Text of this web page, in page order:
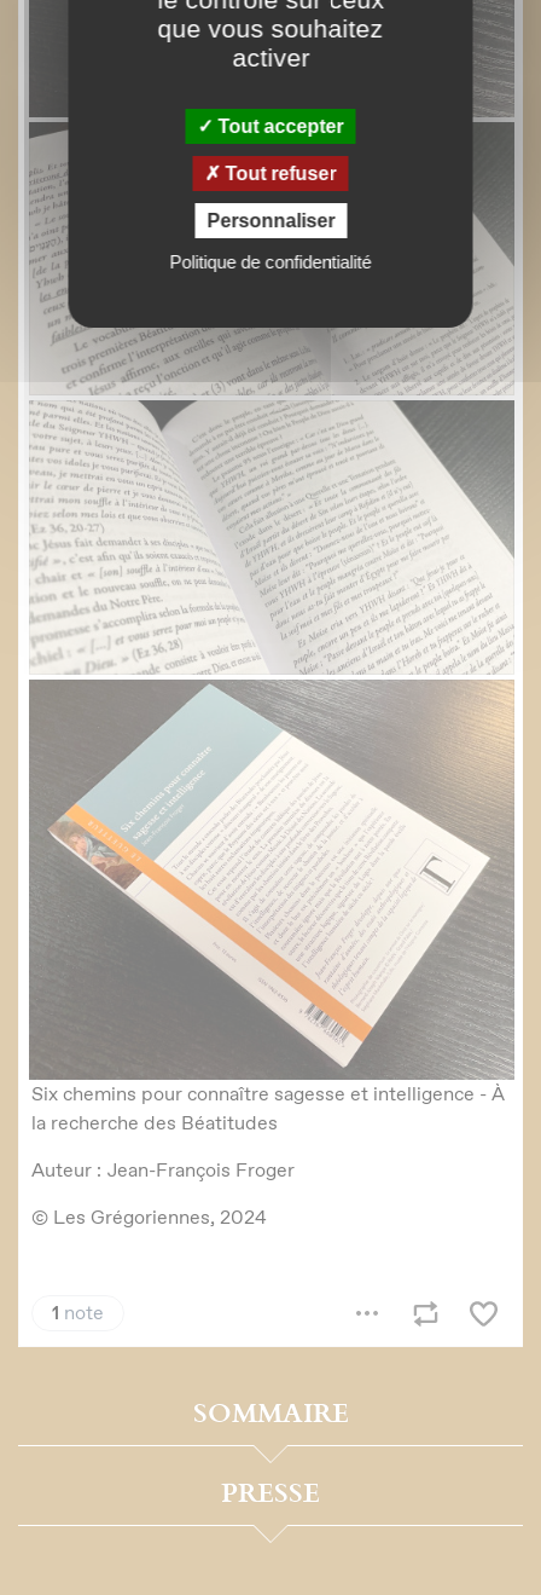
SOMMAIRE
PRESSE
que vous souhaitez
activer
Tout accepter
Tout refuser
Personnaliser
Politique de confidentialité